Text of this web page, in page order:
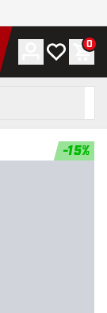
Konto
Moja lista
0
-15%